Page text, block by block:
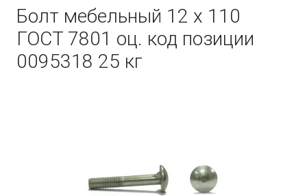
Болт мебельный 12 х 110
ГОСТ 7801 оц. код позиции
0095318 25 кг